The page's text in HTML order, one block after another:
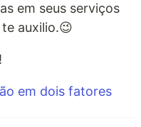
em seus serviços
auxilio.😉
em dois fatores